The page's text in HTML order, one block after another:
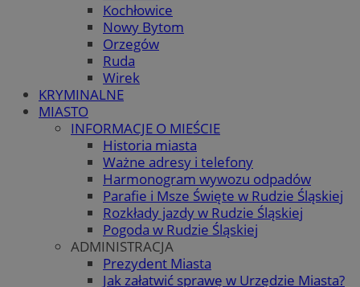
Kochłowice
Nowy Bytom
Orzegów
Ruda
Wirek
KRYMINALNE
MIASTO
INFORMACJE O MIEŚCIE
Historia miasta
Ważne adresy i telefony
Harmonogram wywozu odpadów
Parafie i Msze Święte w Rudzie Śląskiej
Rozkłady jazdy w Rudzie Śląskiej
Pogoda w Rudzie Śląskiej
ADMINISTRACJA
Prezydent Miasta
Jak załatwić sprawę w Urzędzie Miasta?